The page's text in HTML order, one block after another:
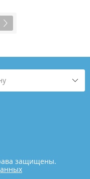
защищены.